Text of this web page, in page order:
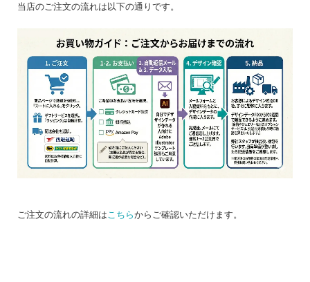
当店のご注文の流れは以下の通りです。
ご注文の流れの詳細はこちらからご確認いただけます。